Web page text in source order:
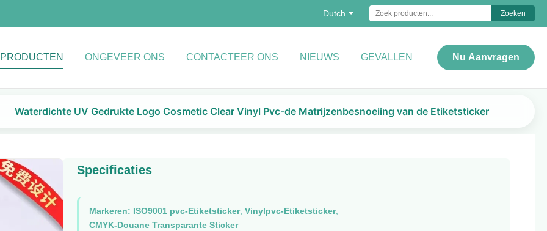
Dutch Zoeken
PRODUCTEN ONGEVEER ONS CONTACTEER ONS NIEUWS GEVALLEN Nu Aanvragen
Waterdichte UV Gedrukte Logo Cosmetic Clear Vinyl Pvc-de Matrijzenbesnoeiing van de Etiketsticker
Specificaties
Markeren: ISO9001 pvc-Etiketsticker, Vinylpvc-Etiketsticker,
CMYK-Douane Transparante Sticker